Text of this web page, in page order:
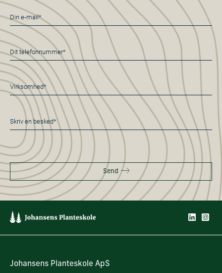
E-
mail
*
Telefon
*
Virksomhed*
*
Besked
*
Send
Johansens Planteskole ApS